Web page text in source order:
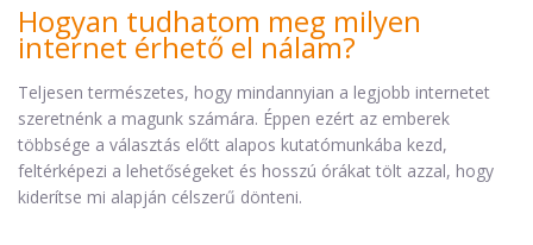
Hogyan tudhatom meg milyen
internet érhető el nálam?
Teljesen természetes, hogy mindannyian a legjobb internetet
szeretnénk a magunk számára. Éppen ezért az emberek
többsége a választás előtt alapos kutatómunkába kezd,
feltérképezi a lehetőségeket és hosszú órákat tölt azzal, hogy
kiderítse mi alapján célszerű dönteni.